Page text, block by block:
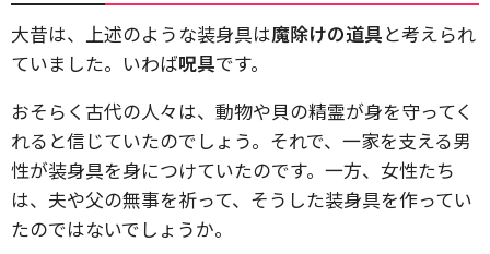
大昔は、上述のような装身具は魔除けの道具と考えられ
ていました。いわば呪具です。
おそらく古代の人々は、動物や貝の精霊が身を守ってく
れると信じていたのでしょう。それで、一家を支える男
性が装身具を身につけていたのです。一方、女性たち
は、夫や父の無事を祈って、そうした装身具を作ってい
たのではないでしょうか。